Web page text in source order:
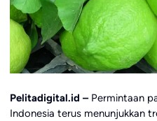
Pelitadigital.id – Permintaan
Indonesia terus menunjukkan